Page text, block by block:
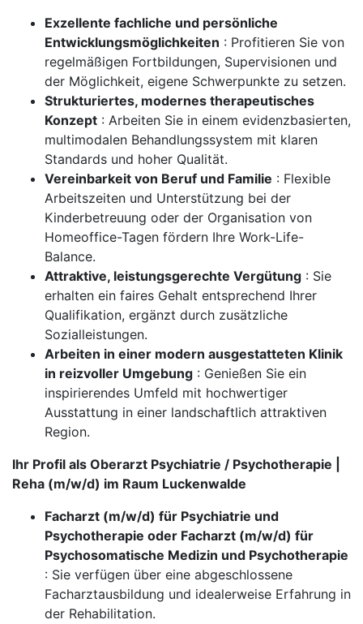
Exzellente fachliche und persönliche
Entwicklungsmöglichkeiten : Profitieren Sie von
regelmäßigen Fortbildungen, Supervisionen und
der Möglichkeit, eigene Schwerpunkte zu setzen.
Strukturiertes, modernes therapeutisches
Konzept : Arbeiten Sie in einem evidenzbasierten,
multimodalen Behandlungssystem mit klaren
Standards und hoher Qualität.
Vereinbarkeit von Beruf und Familie : Flexible
Arbeitszeiten und Unterstützung bei der
Kinderbetreuung oder der Organisation von
Homeoffice-Tagen fördern Ihre Work-Life-
Balance.
Attraktive, leistungsgerechte Vergütung : Sie
erhalten ein faires Gehalt entsprechend Ihrer
Qualifikation, ergänzt durch zusätzliche
Sozialleistungen.
Arbeiten in einer modern ausgestatteten Klinik
in reizvoller Umgebung : Genießen Sie ein
inspirierendes Umfeld mit hochwertiger
Ausstattung in einer landschaftlich attraktiven
Region.
Ihr Profil als Oberarzt Psychiatrie / Psychotherapie |
Reha (m/w/d) im Raum Luckenwalde
Facharzt (m/w/d) für Psychiatrie und
Psychotherapie oder Facharzt (m/w/d) für
Psychosomatische Medizin und Psychotherapie
: Sie verfügen über eine abgeschlossene
Facharztausbildung und idealerweise Erfahrung in
der Rehabilitation.